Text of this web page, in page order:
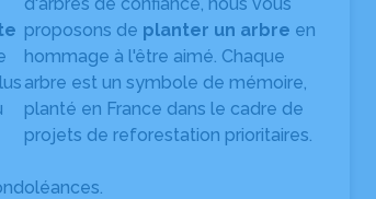
proposons de planter un arbre en
hommage à l'être aimé. Chaque
arbre est un symbole de mémoire,
planté en France dans le cadre de
projets de reforestation prioritaires.